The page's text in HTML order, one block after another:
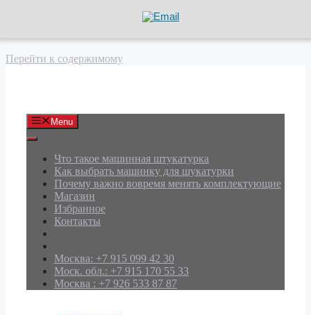
Перейти к содержимому
Menu
Что такое машинная штукатурка
Как выбрать машинку для шукатурки
Почему важно вовремя менять комплектующие
Магазин
Избранное
Контакты
Москва: +7 915 099 42 30
Моск. обл.: +7 915 170 55 33
Москва : +7 926 533 87 87